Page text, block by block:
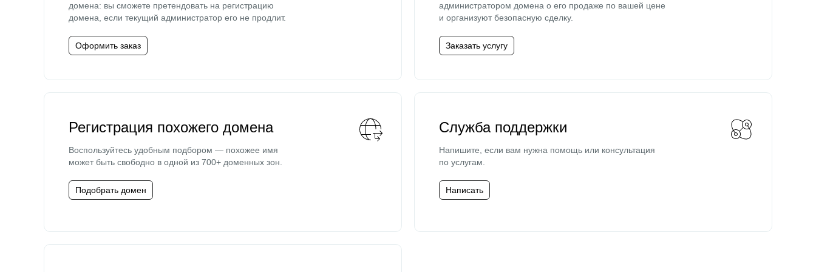
домена: вы сможете претендовать на регистрацию
домена, если текущий администратор его не продлит.
Оформить заказ
администратором домена о его продаже по вашей цене
и организуют безопасную сделку.
Заказать услугу
Регистрация похожего домена
Воспользуйтесь удобным подбором — похожее имя
может быть свободно в одной из 700+ доменных зон.
Подобрать домен
Служба поддержки
Напишите, если вам нужна помощь или консультация
по услугам.
Написать